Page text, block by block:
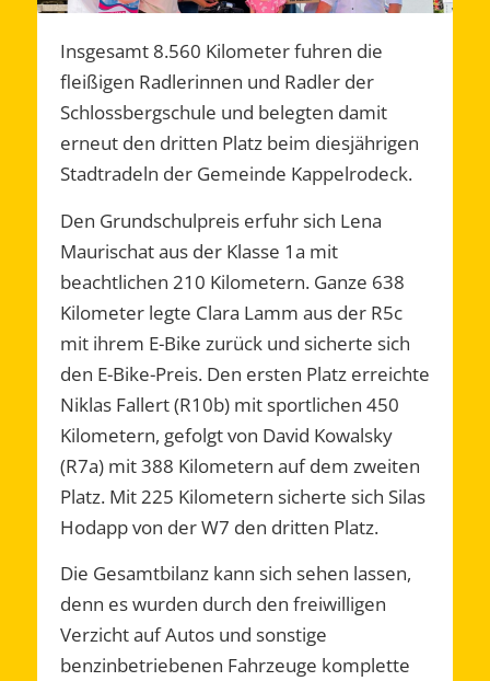
Insgesamt 8.560 Kilometer fuhren die
fleißigen Radlerinnen und Radler der
Schlossbergschule und belegten damit
erneut den dritten Platz beim diesjährigen
Stadtradeln der Gemeinde Kappelrodeck.
Den Grundschulpreis erfuhr sich Lena
Maurischat aus der Klasse 1a mit
beachtlichen 210 Kilometern. Ganze 638
Kilometer legte Clara Lamm aus der R5c
mit ihrem E-Bike zurück und sicherte sich
den E-Bike-Preis. Den ersten Platz erreichte
Niklas Fallert (R10b) mit sportlichen 450
Kilometern, gefolgt von David Kowalsky
(R7a) mit 388 Kilometern auf dem zweiten
Platz. Mit 225 Kilometern sicherte sich Silas
Hodapp von der W7 den dritten Platz.
Die Gesamtbilanz kann sich sehen lassen,
denn es wurden durch den freiwilligen
Verzicht auf Autos und sonstige
benzinbetriebenen Fahrzeuge komplette